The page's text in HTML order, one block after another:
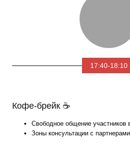
17:40-18:10
Кофе-брейк ☕
Свободное общение участников
Зоны консультации с